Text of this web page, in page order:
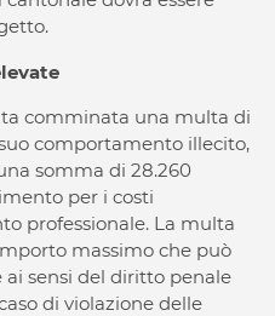
comminata una multa di
comportamento illecito,
somma di 28.260
per i costi
professionale. La multa
massimo che può
ai sensi del diritto penale
di violazione delle